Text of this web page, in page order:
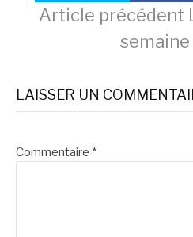
Lire
la
suite
Article précédent
semaine
LAISSER UN
Commentaire *